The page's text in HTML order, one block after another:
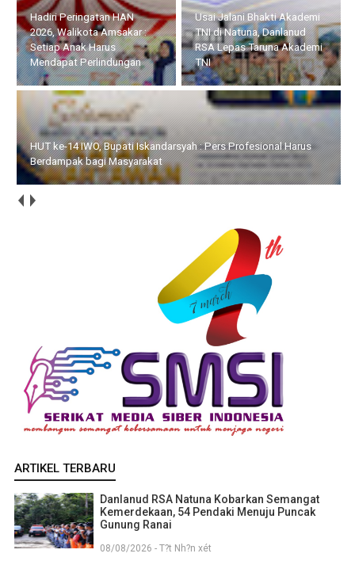
Hadiri Peringatan HAN
2026, Walikota Amsakar :
Setiap Anak Harus
Mendapat Perlindungan
Usai Jalani Bhakti Akademi
TNI di Natuna, Danlanud
RSA Lepas Taruna Akademi
TNI
HUT ke-14 IWO, Bupati Iskandarsyah : Pers Profesional Harus
Berdampak bagi Masyarakat
ARTIKEL TERBARU
Danlanud RSA Natuna Kobarkan Semangat
Kemerdekaan, 54 Pendaki Menuju Puncak
Gunung Ranai
08/08/2026 - T?t Nh?n xét